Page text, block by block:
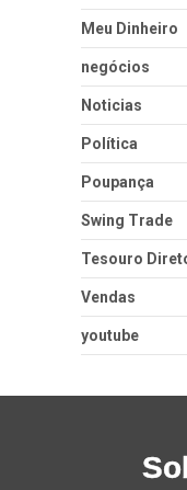
Meu Dinheiro
negócios
Noticias
Política
Poupança
Swing Trade
Tesouro
Vendas
youtube